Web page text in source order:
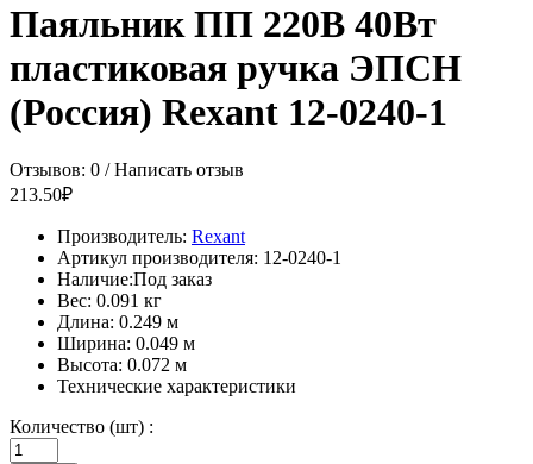
Паяльник ПП 220В 40Вт
пластиковая ручка ЭПСН
(Россия) Rexant 12-0240-1
Отзывов: 0 /Написать отзыв
213.50₽
Производитель: Rexant
Артикул производителя: 12-0240-1
Наличие:Под заказ
Вес: 0.091 кг
Длина: 0.249 м
Ширина: 0.049 м
Высота: 0.072 м
Технические характеристики
Количество (шт) :